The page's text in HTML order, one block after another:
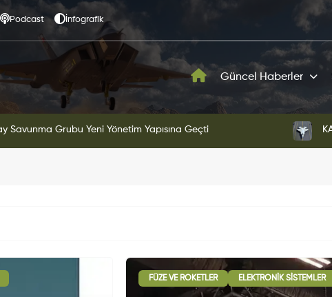
Podcast İnfografik
Güncel Haberler
Savunma Grubu Yeni Yönetim Yapısına Geçti
FÜZE VE ROKETLER ELEKTRONIK SISTEMLER